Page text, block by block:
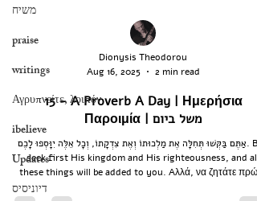
משיח
praise
writings
Αγρυπνείτε, λοιπόν
ibelieve
Updates
דיוניסיס
Dionysis Theodorou
Aug 16, 2025
2 min read
15 - A Proverb A Day | Ημερήσια
Παροιμία | משל ביום
אַתֶּם בַּקְּשׁוּ תְּחִלָּה אֶת מַלְכוּתוֹ וְאֶת צִדְקָתוֹ, וְכָל אֵלֶּה יִוָּסְפוּ לָכֶם. But
seek first His kingdom and His righteousness, and all
these things will be added to you. Aλλά, να ζητάτε πρώτα
τη βασιλεία τού Θεού, και τη δικαιοσύνη του· και όλα